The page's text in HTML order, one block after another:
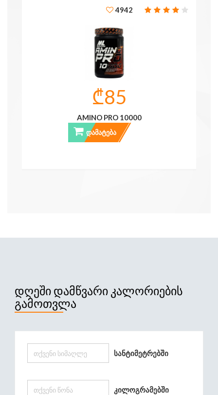
4942
₾85
AMINO PRO 10000
ᲓᲐᲛᲐᲢᲔᲑᲐ
ᲓᲦᲔᲨᲘ ᲓᲐᲛᲬᲕᲐᲠᲘ ᲙᲐᲚᲝᲠᲘᲔᲑᲘᲡ
ᲒᲐᲛᲝᲗᲕᲚᲐ
Სანტიმეტრებში
Კილოგრამებში